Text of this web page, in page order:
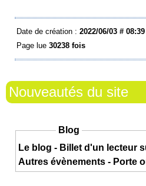
Date de création : 2022/06/03 # 08:39
Page lue 30238 fois
Nouveautés du site
Blog
Le blog - Billet d'un lecteur
Autres évènements - Porte